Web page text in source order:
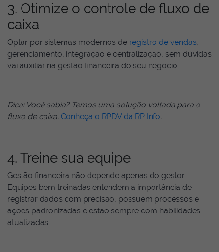
3. Otimize o controle de fluxo de
caixa
Optar por sistemas modernos de registro de vendas,
gerenciamento, integração e centralização, sem dúvidas
vai auxiliar na gestão financeira do seu negócio
Dica: Você sabia? Temos uma solução voltada para o
fluxo de caixa. Conheça o RPDV da RP Info.
4. Treine sua equipe
Gestão financeira não depende apenas do gestor.
Equipes bem treinadas entendem a importância de
registrar dados com precisão, possuem processos e
ações padronizadas e estão sempre com habilidades
atualizadas.